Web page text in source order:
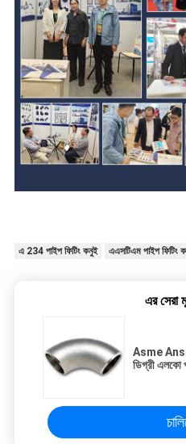
এ 234 পাইপ ফিটিং কনুই এএসটিএম পাইপ ফিটিং
এর সেরা
Asme Ansi
ডিগ্রী এলকো